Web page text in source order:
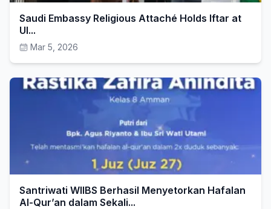
Saudi Embassy Religious Attaché Holds Iftar at
UI...
Mar 5, 2026
Santriwati WIIBS Berhasil Menyetorkan Hafalan
Al-Qur’an dalam Sekali...